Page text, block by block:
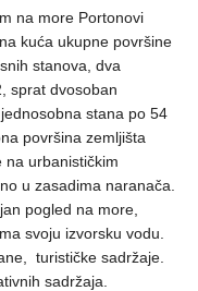
na more Portonovi
kuća ukupne površine
stanova, dva
sprat dvosoban
stana po 54
površina zemljišta
na urbanističkim
u zasadima naranača.
pogled na more,
svoju izvorsku vodu.
turističke sadržaje.
sadržaja.